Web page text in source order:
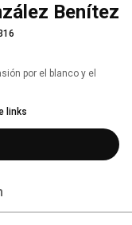
Benítez
por el blanco y el
links